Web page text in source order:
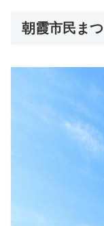
朝霞市民ま